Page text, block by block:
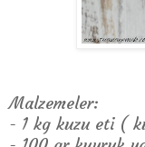
Malzemeler:
- 1 kg kuzu eti (